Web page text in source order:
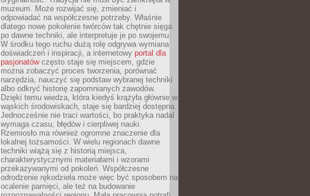
muzeum. Może rozwijać się, zmieniać i
odpowiadać na współczesne potrzeby. Właśnie
dlatego nowe pokolenie twórców tak chętnie sięga
po dawne techniki, ale interpretuje je po swojemu.
W środku tego ruchu dużą rolę odgrywa wymiana
doświadczeń i inspiracji, a internetowy portal dla
pasjonatówczęsto staje się miejscem, gdzie
można zobaczyć proces tworzenia, porównać
narzędzia, nauczyć się podstaw wybranej techniki
albo odkryć historię zapomnianych zawodów.
Dzięki temu wiedza, która kiedyś krążyła głównie w
wąskich środowiskach, staje się bardziej dostępna.
Jednocześnie nie traci wartości, bo praktyka nadal
wymaga czasu, błędów i cierpliwej nauki.
Rzemiosło ma również ogromne znaczenie dla
lokalnej tożsamości. W wielu regionach dawne
techniki wiążą się z historią miejsca,
charakterystycznymi materiałami i wzorami
przekazywanymi od pokoleń. Współczesne
odrodzenie rękodzieła może więc być sposobem na
ocalenie pamięci, ale też na budowanie